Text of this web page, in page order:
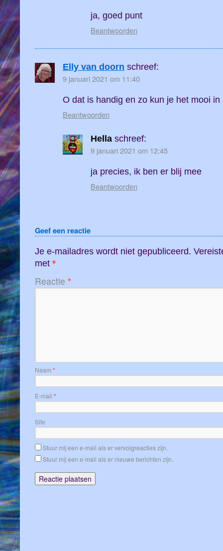
ja, goed punt
Beantwoorden
Elly van doorn schreef:
9 januari 2021 om 11:40
O dat is handig en zo kun je het mooi
Beantwoorden
Hella schreef:
9 januari 2021 om 12:45
ja precies, ik ben er blij mee
Beantwoorden
Geef een reactie
Je e-mailadres wordt niet gepubliceerd.
met *
Reactie *
Naam *
E-mail *
Site
Stuur mij een e-mail als er vervolgreacties zijn.
Stuur mij een e-mail als er nieuwe berichten zijn.